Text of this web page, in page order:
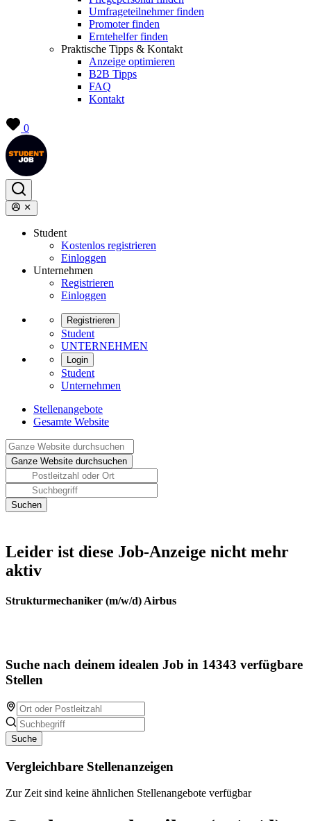
Umfrageteilnehmer finden
Promoter finden
Erntehelfer finden
Praktische Tipps & Kontakt
Anzeige optimieren
B2B Tipps
FAQ
Kontakt
0
Student
Kostenlos registrieren
Einloggen
Unternehmen
Registrieren
Einloggen
Registrieren
Student
UNTERNEHMEN
Login
Student
Unternehmen
Stellenangebote
Gesamte Website
Leider ist diese Job-Anzeige nicht mehr
aktiv
Strukturmechaniker (m/w/d) Airbus
Suche nach deinem idealen Job in 14343 verfügbare
Stellen
Suche
Vergleichbare Stellenanzeigen
Zur Zeit sind keine ähnlichen Stellenangebote verfügbar